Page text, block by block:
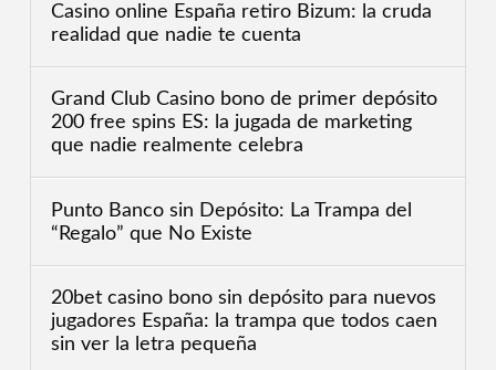
Casino online España retiro Bizum: la cruda
realidad que nadie te cuenta
Grand Club Casino bono de primer depósito
200 free spins ES: la jugada de marketing
que nadie realmente celebra
Punto Banco sin Depósito: La Trampa del
“Regalo” que No Existe
20bet casino bono sin depósito para nuevos
jugadores España: la trampa que todos caen
sin ver la letra pequeña